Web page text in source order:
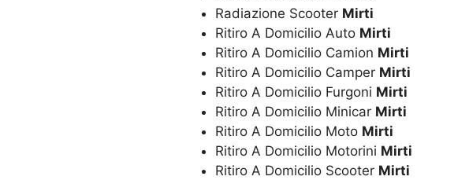
Radiazione Scooter Mirti
Ritiro A Domicilio Auto Mirti
Ritiro A Domicilio Camion Mirti
Ritiro A Domicilio Camper Mirti
Ritiro A Domicilio Furgoni Mirti
Ritiro A Domicilio Minicar Mirti
Ritiro A Domicilio Moto Mirti
Ritiro A Domicilio Motorini Mirti
Ritiro A Domicilio Scooter Mirti